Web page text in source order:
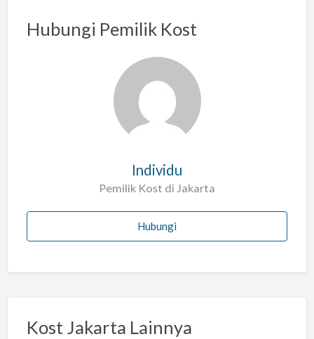
Hubungi Pemilik Kost
Individu
Pemilik Kost di Jakarta
Hubungi
Kost Jakarta Lainnya